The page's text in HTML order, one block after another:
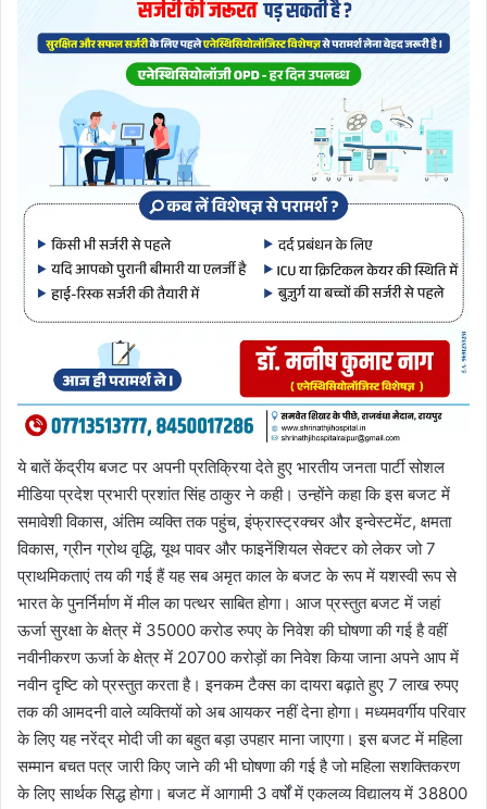
ये बातें केंद्रीय बजट पर अपनी प्रतिक्रिया देते हुए भारतीय जनता पार्टी सोशल
मीडिया प्रदेश प्रभारी प्रशांत सिंह ठाकुर ने कही। उन्होंने कहा कि इस बजट में
समावेशी विकास, अंतिम व्यक्ति तक पहुंच, इंफ्रास्ट्रक्चर और इन्वेस्टमेंट, क्षमता
विकास, ग्रीन ग्रोथ वृद्धि, यूथ पावर और फाइनेंशियल सेक्टर को लेकर जो 7
प्राथमिकताएं तय की गई हैं यह सब अमृत काल के बजट के रूप में यशस्वी रूप से
भारत के पुनर्निर्माण में मील का पत्थर साबित होगा। आज प्रस्तुत बजट में जहां
ऊर्जा सुरक्षा के क्षेत्र में 35000 करोड रुपए के निवेश की घोषणा की गई है वहीं
नवीनीकरण ऊर्जा के क्षेत्र में 20700 करोड़ों का निवेश किया जाना अपने आप में
नवीन दृष्टि को प्रस्तुत करता है। इनकम टैक्स का दायरा बढ़ाते हुए 7 लाख रुपए
तक की आमदनी वाले व्यक्तियों को अब आयकर नहीं देना होगा। मध्यमवर्गीय परिवार
के लिए यह नरेंद्र मोदी जी का बहुत बड़ा उपहार माना जाएगा। इस बजट में महिला
सम्मान बचत पत्र जारी किए जाने की भी घोषणा की गई है जो महिला सशक्तिकरण
के लिए सार्थक सिद्ध होगा। बजट में आगामी 3 वर्षों में एकलव्य विद्यालय में 38800